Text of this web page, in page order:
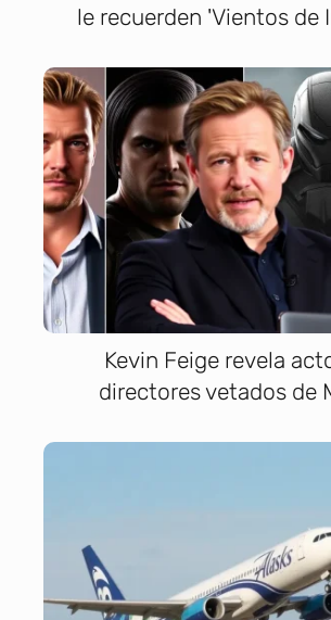
le recuerden 'Vientos de
Kevin Feige revela
directores vetados de